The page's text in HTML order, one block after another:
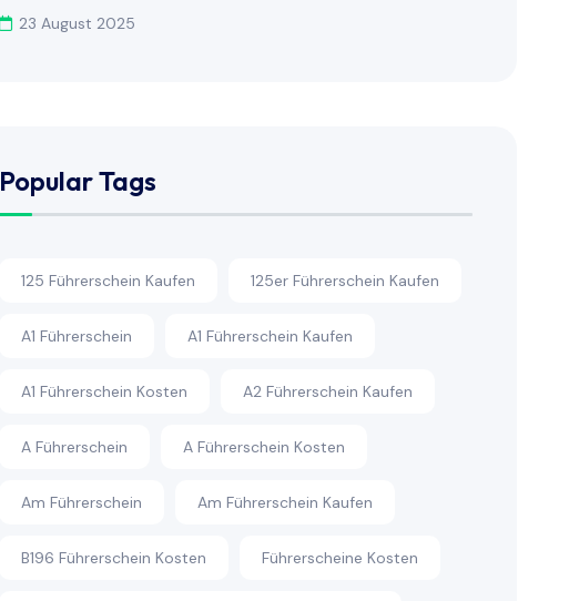
23 August 2025
Popular Tags
125 Führerschein Kaufen 125er Führerschein Kaufen
A1 Führerschein A1 Führerschein Kaufen
A1 Führerschein Kosten A2 Führerschein Kaufen
A Führerschein A Führerschein Kosten
Am Führerschein Am Führerschein Kaufen
B196 Führerschein Kosten Führerscheine Kosten